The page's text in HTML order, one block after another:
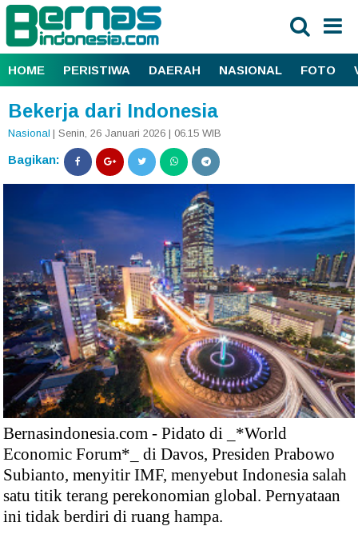
HOME PERISTIWA DAERAH NASIONAL FOTO
Bekerja dari Indonesia
Nasional | Senin, 26 Januari 2026 | 06.15 WIB
Bagikan:
Bernasindonesia.com - Pidato di _*World
Economic Forum*_ di Davos, Presiden Prabowo
Subianto, menyitir IMF, menyebut Indonesia salah
satu titik terang perekonomian global. Pernyataan
ini tidak berdiri di ruang hampa.